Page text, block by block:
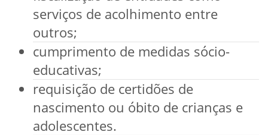
serviços de acolhimento entre
outros;
cumprimento de medidas sócio-
educativas;
requisição de certidões de
nascimento ou óbito de crianças e
adolescentes.